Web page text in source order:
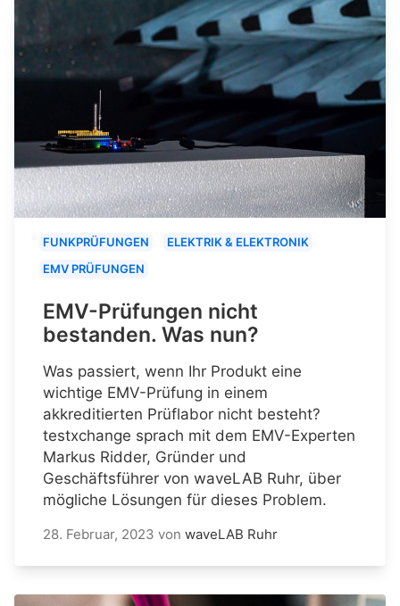
FUNKPRÜFUNGEN
ELEKTRIK & ELEKTRONIK
EMV PRÜFUNGEN
EMV-Prüfungen nicht
bestanden. Was nun?
Was passiert, wenn Ihr Produkt eine
wichtige EMV-Prüfung in einem
akkreditierten Prüflabor nicht besteht?
testxchange sprach mit dem EMV-Experten
Markus Ridder, Gründer und
Geschäftsführer von waveLAB Ruhr, über
mögliche Lösungen für dieses Problem.
28. Februar, 2023 von waveLAB Ruhr